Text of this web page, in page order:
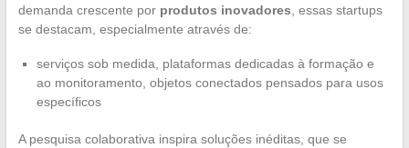
demanda crescente por produtos inovadores , essas startups
se destacam, especialmente através de:
serviços sob medida, plataformas dedicadas à formação e
ao monitoramento, objetos conectados pensados para usos
específicos
A pesquisa colaborativa inspira soluções inéditas, que se